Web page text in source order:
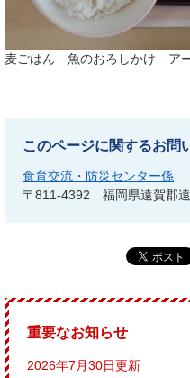
麦ごはん 魚のおろしかけ ア
このページに関するお問
食育交流・防災センター係
〒811-4392
福岡県遠賀郡
重要なお知らせ
2026年7月30日更新